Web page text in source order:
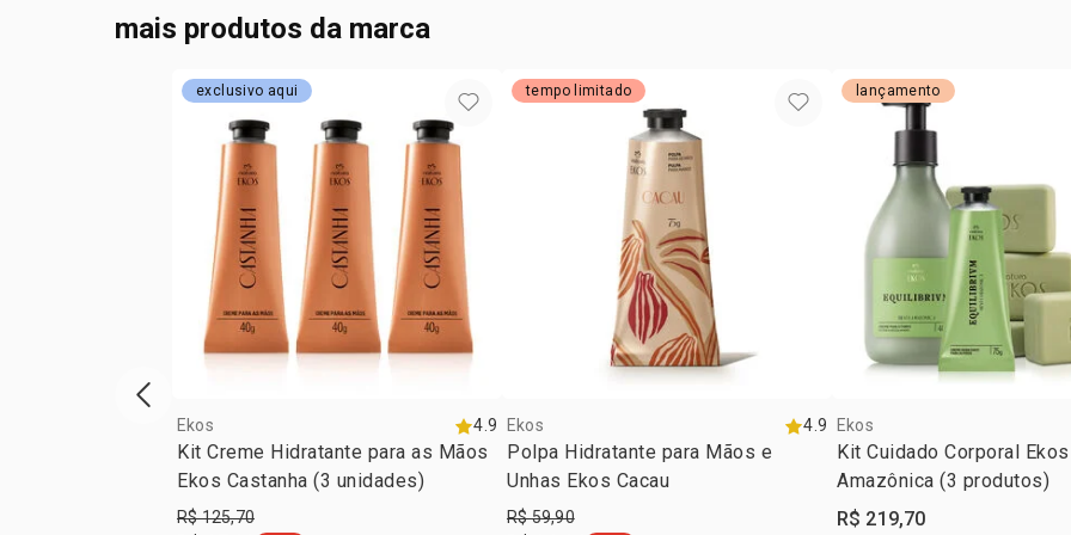
mais produtos da marca
exclusivo aqui
Ekos 4.9
Kit Creme Hidratante para as Mãos
Ekos Castanha (3 unidades)
R$ 125,70
tempo limitado
Ekos 4.9
Polpa Hidratante para Mãos e
Unhas Ekos Cacau
R$ 59,90
lançamento
Ekos
Kit Cuidado Corporal
Amazônica (3 produtos)
R$ 219,70
vitrine de produtos anterior